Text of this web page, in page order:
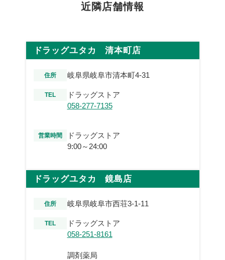
近隣店舗情報
ドラッグユタカ 清本町店
住所 岐阜県岐阜市清本町4-31
TEL
ドラッグストア
058-277-7135
営業時間
ドラッグストア
9:00～24:00
ドラッグユタカ 鏡島店
住所 岐阜県岐阜市西荘3-1-11
TEL
ドラッグストア
058-251-8161
調剤薬局